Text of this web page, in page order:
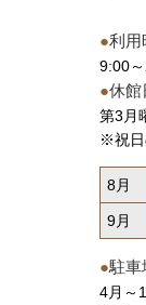
●利用
9:00
●休館
第3月
※祝日
8月
9月
●駐車
4月～